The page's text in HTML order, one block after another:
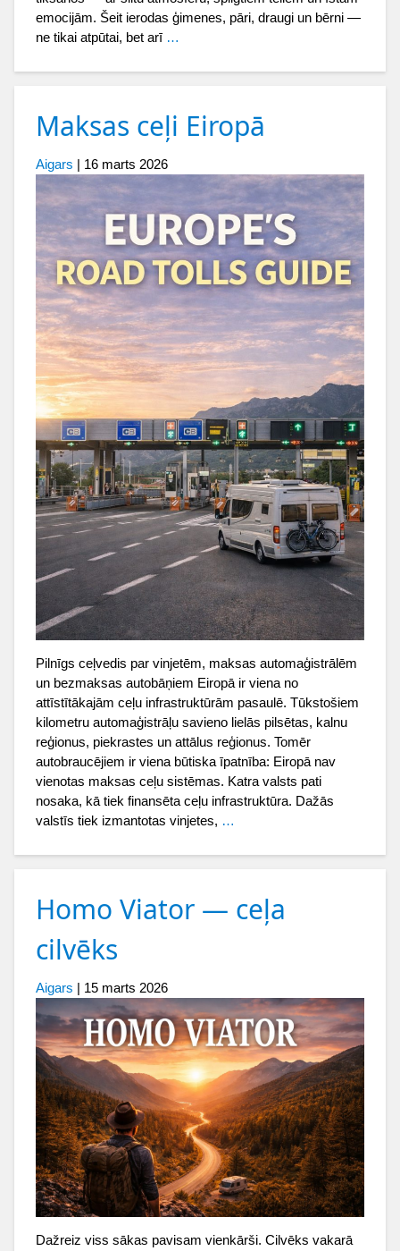
emocijām. Šeit ierodas ģimenes, pāri, draugi un bērni —
ne tikai atpūtai, bet arī …
Maksas ceļi Eiropā
Aigars | 16 marts 2026
Pilnīgs ceļvedis par vinjetēm, maksas automaģistrālēm
un bezmaksas autobāņiem Eiropā ir viena no
attīstītākajām ceļu infrastruktūrām pasaulē. Tūkstošiem
kilometru automaģistrāļu savieno lielās pilsētas, kalnu
reģionus, piekrastes un attālus reģionus. Tomēr
autobraucējiem ir viena būtiska īpatnība: Eiropā nav
vienotas maksas ceļu sistēmas. Katra valsts pati
nosaka, kā tiek finansēta ceļu infrastruktūra. Dažās
valstīs tiek izmantotas vinjetes, …
Homo Viator — ceļa
cilvēks
Aigars | 15 marts 2026
Dažreiz viss sākas pavisam vienkārši. Cilvēks vakarā